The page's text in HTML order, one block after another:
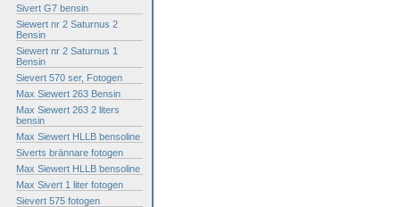
Sivert G7 bensin
Siewert nr 2 Saturnus 2
Bensin
Siewert nr 2 Saturnus 1
Bensin
Sievert 570 ser, Fotogen
Max Siewert 263 Bensin
Max Siewert 263 2 liters
bensin
Max Siewert HLLB bensoline
Siverts brännare fotogen
Max Siewert HLLB bensoline
Max Sivert 1 liter fotogen
Sievert 575 fotogen